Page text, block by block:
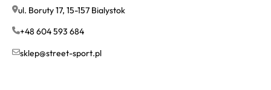
ul. Boruty 17, 15-157 Bialystok
+48 604 593 684
sklep@street-sport.pl